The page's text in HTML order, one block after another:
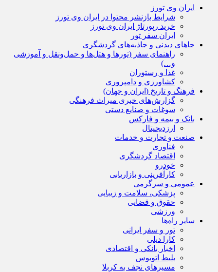
ایران وی تورز
شرایط بازنشر محتوا در ایران وی تورز
خرید رپورتاژ ایران وی تورز
ایران سفر تور
جاهای دیدنی و جاذبه‌های گردشگری
راهنمای سفر (تورها و هتل‌ها و حمل‌و‌نقل و آموزشی
و…)
غذا و رستوران
کشاورزی و دامپروری
فرهنگ و تاریخ (ایران و جهان)
گزارش‌های خبری میراث فرهنگی
سوغات و صنایع دستی
بانک و بیمه و فارکس
ارزدیجیتال
صنعت و تجارت و خدمات
فناوری
اقتصاد گردشگری
خودرو
کارآفرینی و بازاریابی
عمومی و سرگرمی
پزشکی، سلامت و زیبایی
حقوق و قضایی
ورزشی
سایر راه‌ها
تور و سفر ایرانی
کارا دیلی
اخبار بانکی و اقتصادی
بلیط اتوبوس
مسیرهای نجف به کربلا